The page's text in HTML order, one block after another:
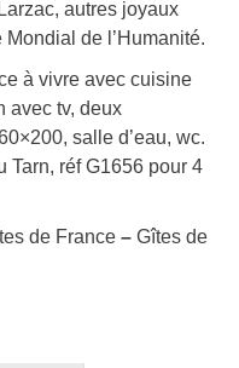
autres joyaux
de l’Humanité.
à vivre avec cuisine
avec tv, deux
salle d’eau, wc.
Tarn, réf G1656 pour 4
de France – Gîtes de